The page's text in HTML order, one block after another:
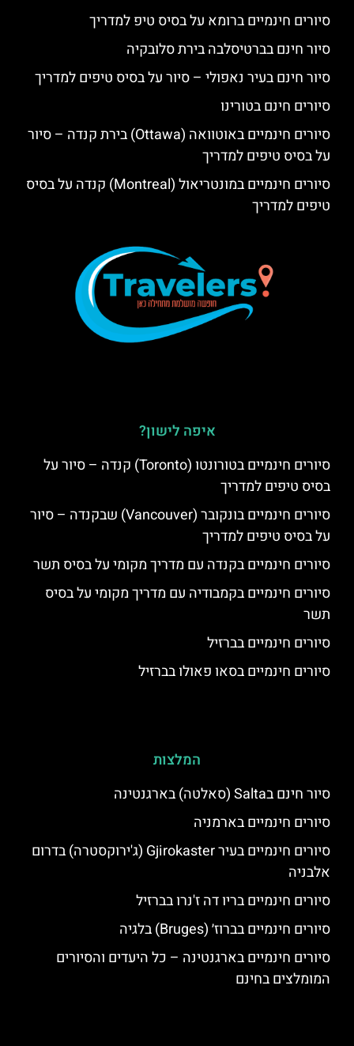
סיורים חינמיים ברומא על בסיס טיפ למדריך
סיור חינם בברטיסלבה בירת סלובקיה
סיור חינם בעיר נאפולי – סיור על בסיס טיפים למדריך
סיורים חינם בטורינו
סיורים חינמיים באוטוואה (Ottawa) בירת קנדה – סיור
על בסיס טיפים למדריך
סיורים חינמיים במונטריאול (Montreal) קנדה על בסיס
טיפים למדריך
איפה לישון?
סיורים חינמיים בטורונטו (Toronto) קנדה – סיור על
בסיס טיפים למדריך
סיורים חינמיים בונקובר (Vancouver) שבקנדה – סיור
על בסיס טיפים למדריך
סיורים חינמיים בקנדה עם מדריך מקומי על בסיס תשר
סיורים חינמיים בקמבודיה עם מדריך מקומי על בסיס
תשר
סיורים חינמיים בברזיל
סיורים חינמיים בסאו פאולו בברזיל
המלצות
סיור חינם בSalta (סאלטה) בארגנטינה
סיורים חינמיים בארמניה
סיורים חינמיים בעיר Gjirokaster (ג'ירוקסטרה) בדרום
אלבניה
סיורים חינמיים בריו דה ז'נרו בברזיל
סיורים חינמיים בברוז׳ (Bruges) בלגיה
סיורים חינמיים בארגנטינה – כל היעדים והסיורים
המומלצים בחינם